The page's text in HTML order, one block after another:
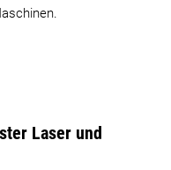
Laser und